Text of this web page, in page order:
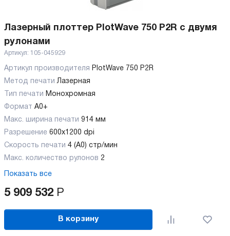
Лазерный плоттер PlotWave 750 P2R с двумя
рулонами
Артикул: 105-045929
Артикул производителя PlotWave 750 P2R
Метод печати Лазерная
Тип печати Монохромная
Формат A0+
Макс. ширина печати 914 мм
Разрешение 600х1200 dpi
Скорость печати 4 (A0) стр/мин
Макс. количество рулонов 2
Показать все
5 909 532 Р
В корзину